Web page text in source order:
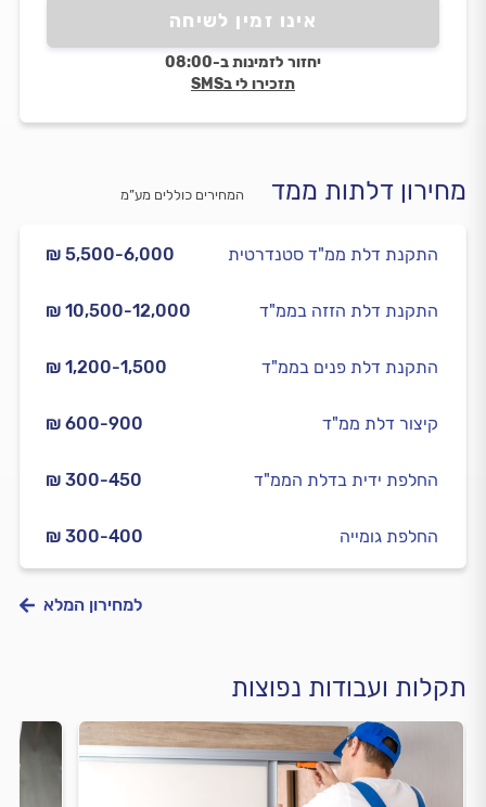
אינו זמין לשיחה
יחזור לזמינות ב-08:00
תזכירו לי בSMS
מובן מאליו. דרכו הזמנתי דלת קבועה וכאשר היא הגיעה
בזמן, ניסים התקין אותה בצורה מושלמת.
ניסים מקצוען גדול, איש אמין, הוגן ומאוד נחמד. ממליצה ללא
שום ספק להשתמש בשירותיו.״
מחירון דלתות ממד המחירים כוללים מע”מ
₪ 5,500-6,000 התקנת דלת ממ"ד סטנדרטית
₪ 10,500-12,000 התקנת דלת הזזה בממ"ד
₪ 1,200-1,500 התקנת דלת פנים בממ"ד
₪ 600-900 קיצור דלת ממ"ד
₪ 300-450 החלפת ידית בדלת הממ"ד
₪ 300-400 החלפת גומייה
למחירון המלא
תקלות ועבודות נפוצות